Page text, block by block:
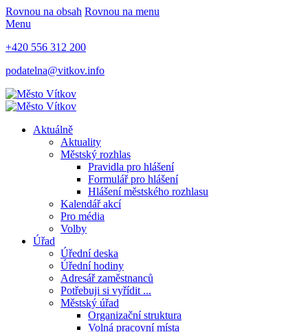
Rovnou na obsah Rovnou na menu
Menu
+420 556 312 200
podatelna@vitkov.info
Aktuálně
Aktuality
Městský rozhlas
Pravidla pro hlášení
Formulář pro hlášení
Hlášení městského rozhlasu
Kalendář akcí
Pro média
Volby
Úřad
Úřední deska
Úřední hodiny
Adresář zaměstnanců
Potřebuji si vyřídit ...
Městský úřad
Organizační struktura
Volná pracovní místa